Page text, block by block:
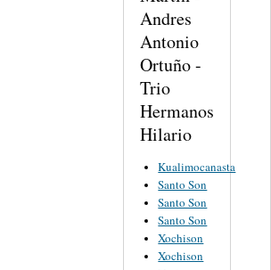
Andres
Antonio
Ortuño -
Trio
Hermanos
Hilario
Kualimocanasta
Santo Son
Santo Son
Santo Son
Xochison
Xochison